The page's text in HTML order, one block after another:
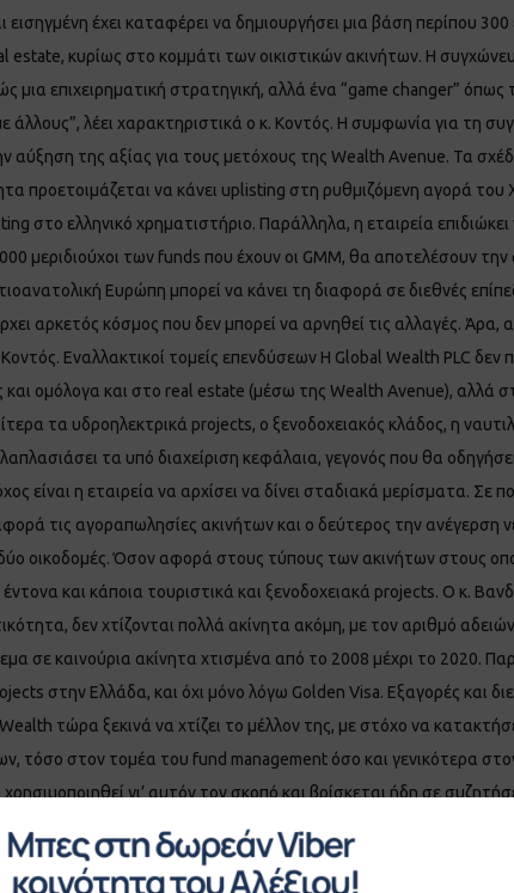
έχει καταφέρει να δημιουργήσει μια βάση περίπου
κυρίως στο κομμάτι των οικιστικών ακινήτων. Η
μια επιχειρηματική στρατηγική, αλλά ένα “game changer” όπως
λέει χαρακτηριστικά ο κ. Κοντός. Η συμφωνία για τη
της αξίας για τους μετόχους της Wealth Avenue. Τα
προετοιμάζεται να κάνει uplisting στη ρυθμιζόμενη αγορά του
στο ελληνικό χρηματιστήριο. Παράλληλα, η εταιρεία επιδιώκει
μεριδιούχοι των funds που έχουν οι GMM, θα αποτελέσουν
Ευρώπη μπορεί να κάνει τη διαφορά σε διεθνές
κόσμος που δεν μπορεί να αρνηθεί τις αλλαγές. Άρα, αν
Εναλλακτικοί τομείς επενδύσεων Η Global Wealth PLC δεν
ομόλογα και στο real estate (μέσω της Wealth Avenue), αλλά
τα υδροηλεκτρικά projects, ο ξενοδοχειακός κλάδος, η
τα υπό διαχείριση κεφάλαια, γεγονός που θα
η εταιρεία να αρχίσει να δίνει σταδιακά μερίσματα. Σε
τις αγοραπωλησίες ακινήτων και ο δεύτερος την ανέγερση
οικοδομές. Όσον αφορά στους τύπους των ακινήτων στους
έντονα και κάποια τουριστικά και ξενοδοχειακά projects. Ο κ.
δεν χτίζονται πολλά ακίνητα ακόμη, με τον αριθμό
σε καινούρια ακίνητα χτισμένα από το 2008 μέχρι το 2020.
στην Ελλάδα, και όχι μόνο λόγω Golden Visa. Εξαγορές και
τώρα ξεκινά να χτίζει το μέλλον της, με στόχο να
τόσο στον τομέα του fund management όσο και γενικότερα
γι’ αυτόν τον σκοπό και βρίσκεται ήδη σε
χαρακτηριστικά. Όσον αφορά στα μελλοντικά σχέδια, η
χρηματοδοτικά εργαλεία που “τρέχουν”, όπως το ΕΣΠΑ. Επίσης,